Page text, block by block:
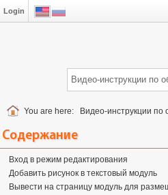
Login
You are here: Видео-инструкции по
Содержание
Вход в режим редактирования
Добавить рисунок в текстовый модуль
Вывести на страницу модуль для